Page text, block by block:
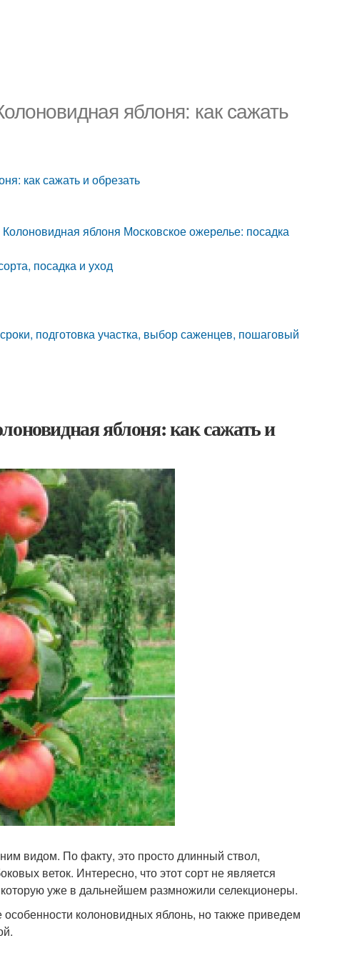
яблоня: как сажать
как сажать и обрезать
яблоня Московское ожерелье: посадка
посадка и уход
подготовка участка, выбор саженцев, пошаговый
яблоня: как сажать и
видом. По факту, это просто длинный ствол,
веток. Интересно, что этот сорт не является
уже в дальнейшем размножили селекционеры.
колоновидных яблонь, но также приведем